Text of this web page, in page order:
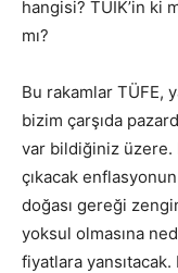
hangisi? TÜİK’in ki
mı?
Bu rakamlar TÜFE,
bizim çarşıda
var bildiğiniz üzere.
çıkacak
doğası gereği
yoksul olmasına
fiyatlara yansıtacak.